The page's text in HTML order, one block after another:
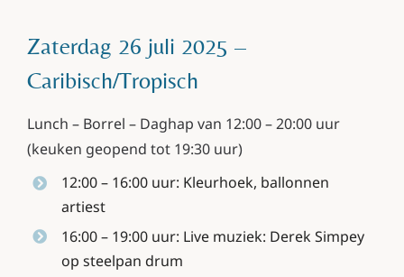
Zaterdag 26 juli 2025 –
Caribisch/Tropisch
Lunch – Borrel – Daghap van 12:00 – 20:00 uur
(keuken geopend tot 19:30 uur)
12:00 – 16:00 uur: Kleurhoek, ballonnen
artiest
16:00 – 19:00 uur: Live muziek: Derek Simpey
op steelpan drum